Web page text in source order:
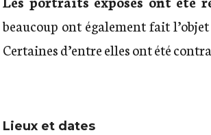
beaucoup ont également fait
Certaines d’entre elles ont été
Lieux et dates